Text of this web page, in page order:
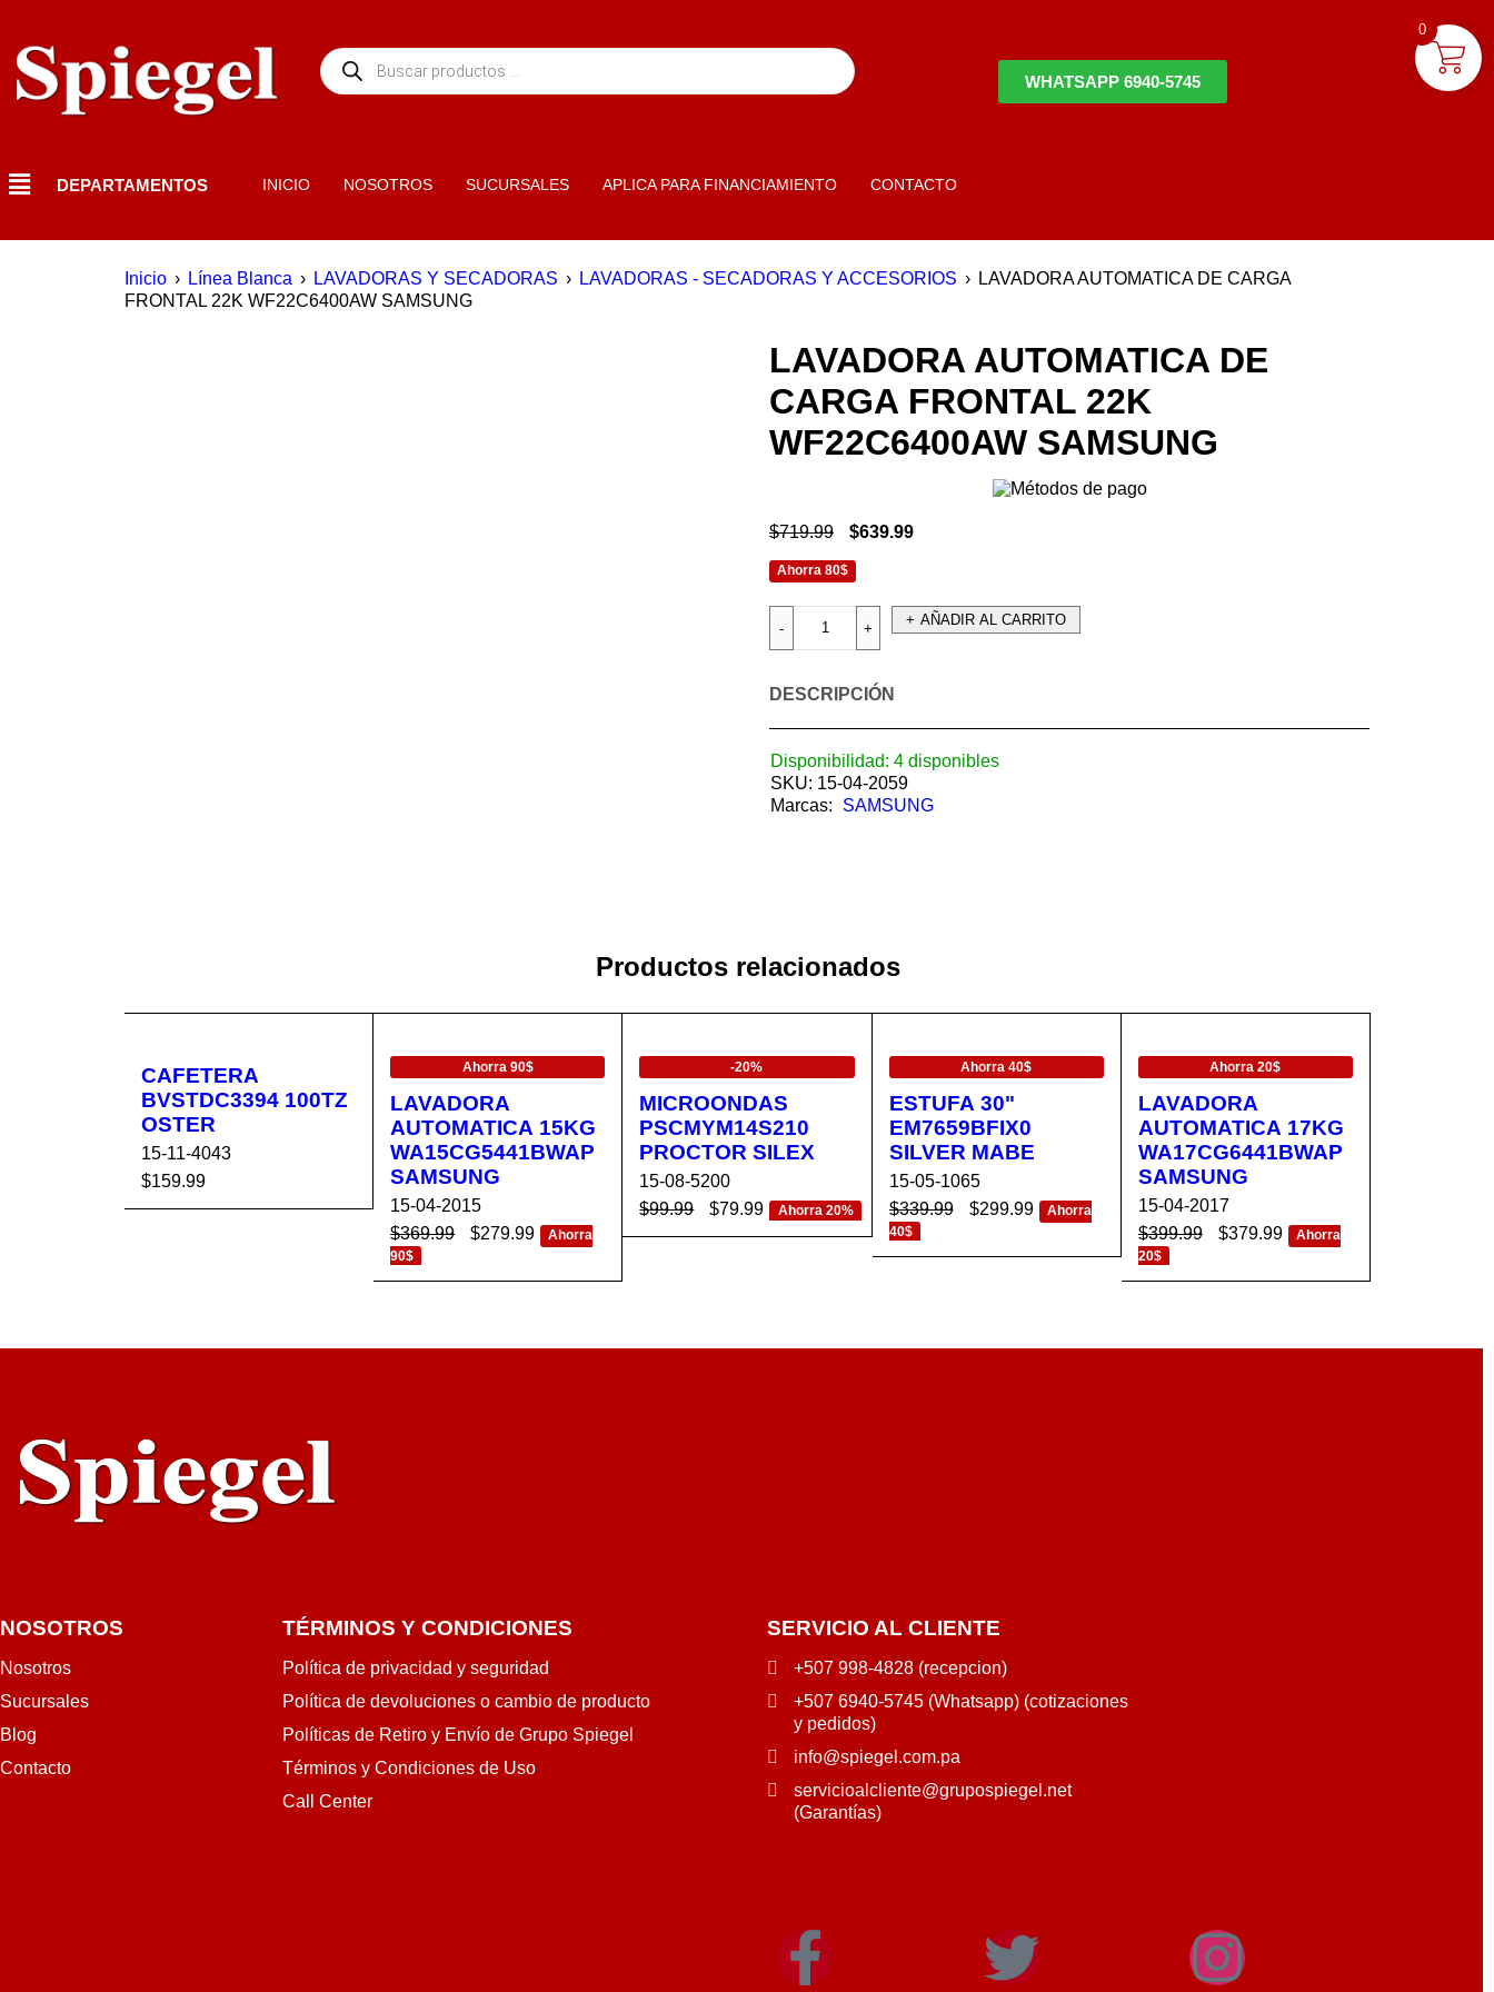
WHATSAPP 6940-5745
DEPARTAMENTOS INICIO NOSOTROS SUCURSALES APLICA PARA FINANCIAMIENTO CONTACTO
Inicio › Línea Blanca › LAVADORAS Y SECADORAS › LAVADORAS - SECADORAS Y ACCESORIOS › LAVADORA AUTOMATICA DE CARGA
FRONTAL 22K WF22C6400AW SAMSUNG
LAVADORA AUTOMATICA DE
CARGA FRONTAL 22K
WF22C6400AW SAMSUNG
$719.99 $639.99
Ahorra 80$
AÑADIR AL CARRITO
DESCRIPCIÓN
Disponibilidad: 4 disponibles
SKU: 15-04-2059
Marcas:
SAMSUNG
Productos relacionados
CAFETERA
BVSTDC3394 100TZ
OSTER
15-11-4043
$159.99
AÑADIR AL CA
VISTA
Ahorra 90$
LAVADORA
AUTOMATICA 15KG
WA15CG5441BWAP
SAMSUNG
15-04-2015
$369.99 $279.99
Ahorra
90$
AÑADIR AL CA
VISTA
-20%
MICROONDAS
PSCMYM14S210
PROCTOR SILEX
15-08-5200
$99.99 $79.99 Ahorra 20%
AÑADIR AL CA
VISTA
Ahorra 40$
ESTUFA 30"
EM7659BFIX0
SILVER MABE
15-05-1065
$339.99 $299.99
Ahorra
40$
AÑADIR AL CA
VISTA
Ahorra 20$
LAVADORA
AUTOMATICA 17KG
WA17CG6441BWAP
SAMSUNG
15-04-2017
$399.99 $379.99
Ahorra
20$
AÑADIR AL CA
VISTA
NOSOTROS
Nosotros
Sucursales
Blog
Contacto
TÉRMINOS Y CONDICIONES
Política de privacidad y seguridad
Política de devoluciones o cambio de producto
Políticas de Retiro y Envío de Grupo Spiegel
Términos y Condiciones de Uso
Call Center
SERVICIO AL CLIENTE
+507 998-4828 (recepcion)
+507 6940-5745 (Whatsapp) (cotizaciones
y pedidos)
info@spiegel.com.pa
servicioalcliente@grupospiegel.net
(Garantías)
0